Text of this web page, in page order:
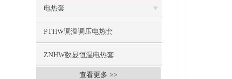
电热套
PTHW调温调压电热套
ZNHW数显恒温电热套
查看更多 >>